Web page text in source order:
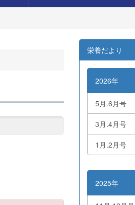
栄養だより
2026年
5月.6月号
3月.4月号
1月.2月号
2025年